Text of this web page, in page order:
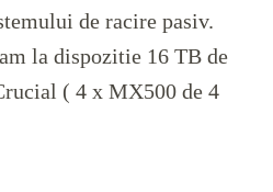
de racire pasiv.
la dispozitie 16 TB de
( 4 x MX500 de 4